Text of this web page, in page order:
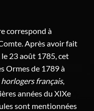
correspond à
Après avoir fait
23 août 1785, cet
Ormes de 1789 à
français,
années du XIXe
sont mentionnées